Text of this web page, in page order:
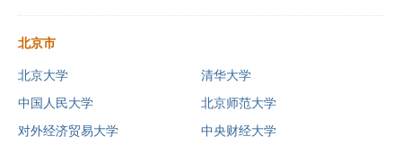
北京市
北京大学 清华大学
中国人民大学 北京师范大学
对外经济贸易大学 中央财经大学